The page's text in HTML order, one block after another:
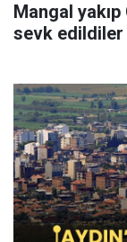
Mangal
sevk edildiler